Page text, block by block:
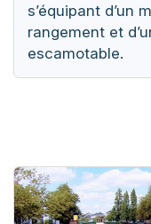
s’équipant d’un
rangement et
escamotable.